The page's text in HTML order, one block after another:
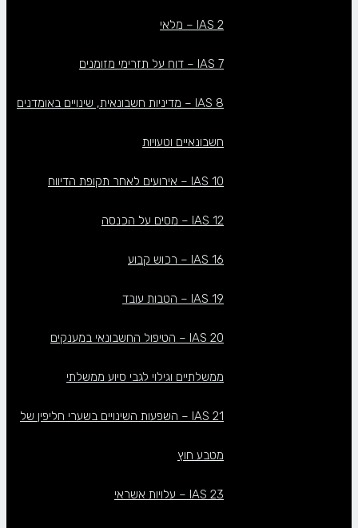
IAS 2 – מלאי
IAS 7 – דוח על תזרימי מזומנים
IAS 8 – מדיניות חשבונאית, שינויים באומדנים
חשבונאיים וטעויות
IAS 10 – אירועים לאחר תקופת הדיווח
IAS 12 – מסים על הכנסה
IAS 16 – רכוש קבוע
IAS 19 – הטבות עובד
IAS 20 – הטיפול החשבונאי במענקים
ממשלתיים וגילוי לגבי סיוע ממשלתי
IAS 21 – השפעות השינויים בשערי חליפין של
מטבע חוץ
IAS 23 – עלויות אשראי